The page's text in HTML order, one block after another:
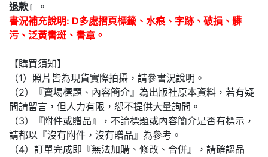
退款』。
書況補充說明: D多處摺頁標籤、水痕、字跡、破損、髒
污、泛黃書斑、書章。
【購買須知】
（1）照片皆為現貨實際拍攝，請參書況說明。
（2）『賣場標題、內容簡介』為出版社原本資料，若有疑
問請留言，但人力有限，恕不提供大量詢問。
（3）『附件或贈品』，不論標題或內容簡介是否有標示，
請都以『沒有附件，沒有贈品』為參考。
（4）訂單完成即『無法加購、修改、合併』，請確認品